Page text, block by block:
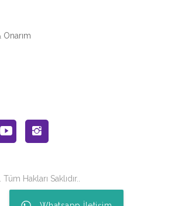
Hakları Saklıdır.